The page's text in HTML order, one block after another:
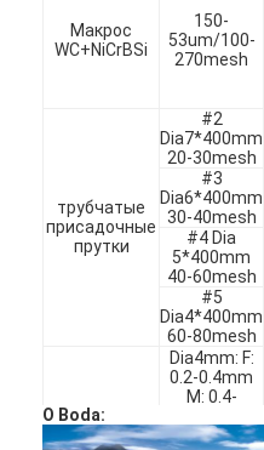
Макрос
WC+NiCrBSi
150-
53um/100-
270mesh
трубчатые
присадочные
прутки
#2
Dia7*400mm
20-30mesh
#3
Dia6*400mm
30-40mesh
#4 Dia
5*400mm
40-60mesh
#5
Dia4*400mm
60-80mesh
Dia4mm: F:
0.2-0.4mm
M: 0.4-
C: 0.7-1.2mm
О Boda: